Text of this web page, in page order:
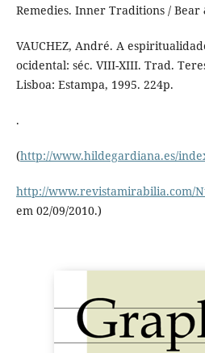
Remedies. Inner Traditions / Bear
VAUCHEZ, André. A
ocidental: séc. VIII-XIII. Trad.
Lisboa: Estampa, 1995. 224p.
.
(http://www.hildegardiana.es/
http://www.revistamirabilia.com/
em 02/09/2010.)